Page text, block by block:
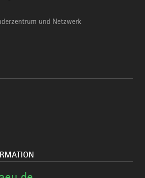
und Netzwerk